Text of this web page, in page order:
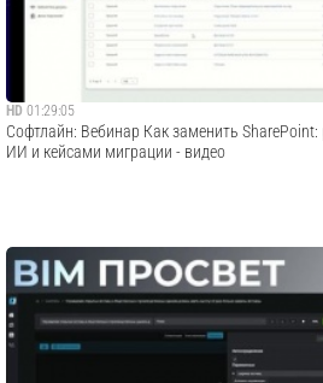
HD 01:29:05
Софтлайн: Вебинар Как заменить SharePoint:
ИИ и кейсами миграции - видео